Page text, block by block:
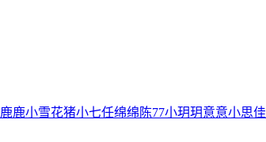
鹿鹿小雪花猪小七任绵绵 陈77小玥玥意意小思佳